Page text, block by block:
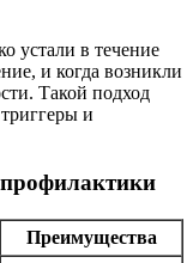
устали в течение
и когда возникли
Такой подход
и
Преимущества